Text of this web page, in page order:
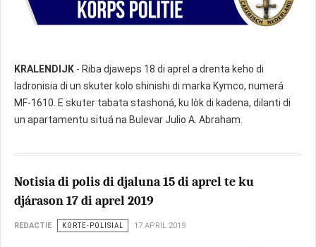
KRALENDIJK - Riba djaweps 18 di aprel a drenta keho di
ladronisia di un skuter kolo shinishi di marka Kymco, numerá
MF-1610. E skuter tabata stashoná, ku lòk di kadena, dilanti di
un apartamentu situá na Bulevar Julio A. Abraham.
Notisia di polis di djaluna 15 di aprel te ku
djárason 17 di aprel 2019
REDACTIE KORTE-POLISIAL 17 APRIL 2019